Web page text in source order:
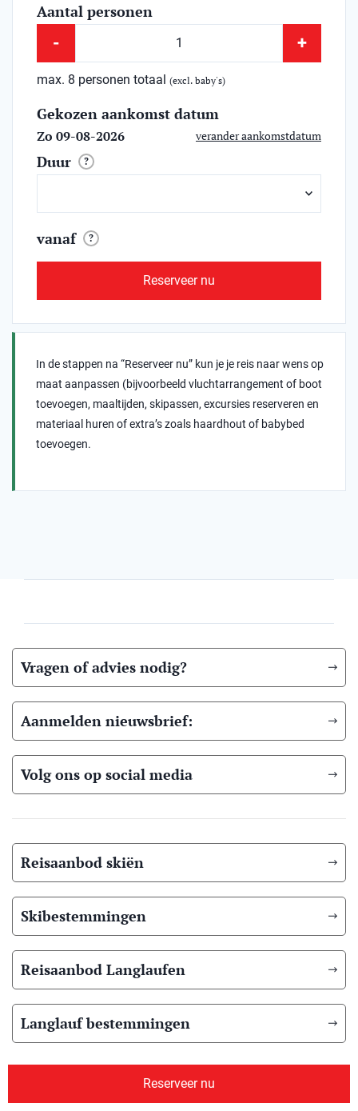
Aantal personen
- +
max. 8 personen totaal (excl. baby's)
Gekozen aankomst datum
Zo 09-08-2026 verander aankomstdatum
Duur ?
vanaf ?
Reserveer nu
In de stappen na “Reserveer nu” kun je je reis naar wens op
maat aanpassen (bijvoorbeeld vluchtarrangement of boot
toevoegen, maaltijden, skipassen, excursies reserveren en
materiaal huren of extra’s zoals haardhout of babybed
toevoegen.
Reserveer nu
Vragen of advies nodig?
Aanmelden nieuwsbrief:
Volg ons op social media
Reisaanbod skiën
Skibestemmingen
Reisaanbod Langlaufen
Langlauf bestemmingen
Reisaanbod zomer